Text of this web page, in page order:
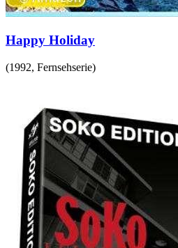
Happy Holiday
(1992, Fernsehserie)